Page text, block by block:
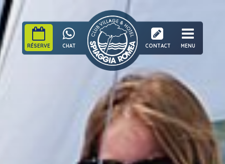
RÉSERVE CHAT CONTACT MENU